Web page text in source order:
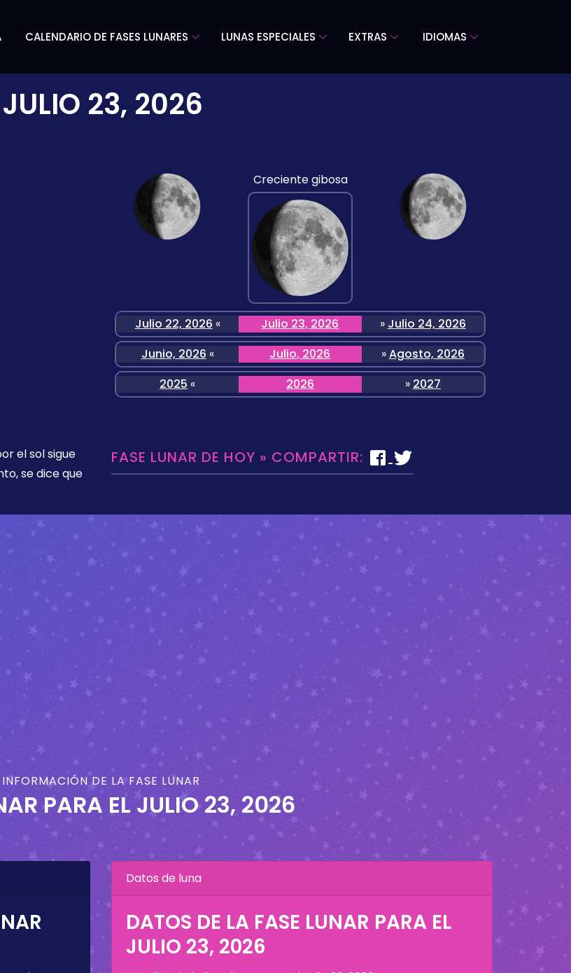
CALENDARIO DE FASES LUNARES LUNAS ESPECIALES EXTRAS IDIOMAS
JULIO 23, 2026
Creciente gibosa
Julio 22, 2026 « Julio 23, 2026 » Julio 24, 2026
Junio, 2026 « Julio, 2026 »Agosto, 2026
2025 « 2026 » 2027
el sol sigue
se dice que
FASE LUNAR DE HOY » COMPARTIR:
INFORMACIÓN DE LA FASE LUNAR
PARA ELJULIO 23, 2026
Datos de luna
DATOS DE LA FASE LUNAR PARA EL
JULIO 23, 2026